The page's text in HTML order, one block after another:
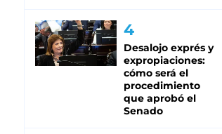
Desalojo exprés y
expropiaciones:
cómo será el
procedimiento
que aprobó el
Senado